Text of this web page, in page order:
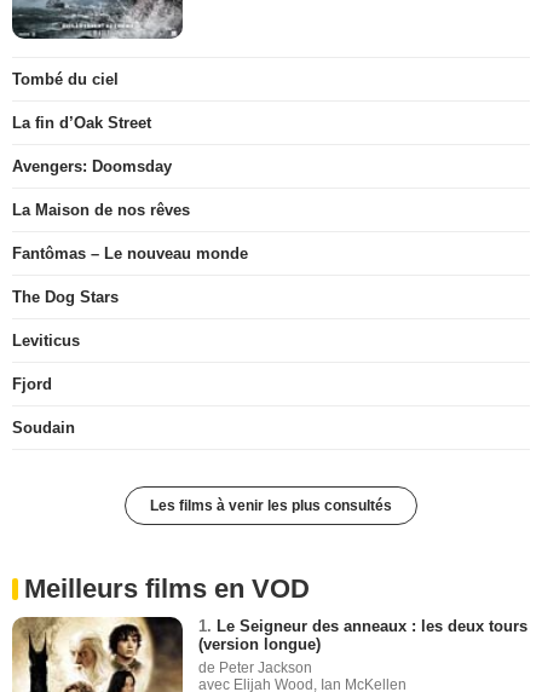
Tombé du ciel
La fin d’Oak Street
Avengers: Doomsday
La Maison de nos rêves
Fantômas – Le nouveau monde
The Dog Stars
Leviticus
Fjord
Soudain
Les films à venir les plus consultés
Meilleurs films en VOD
1. Le Seigneur des anneaux : les deux tours
(version longue)
de Peter Jackson
avec Elijah Wood, Ian McKellen